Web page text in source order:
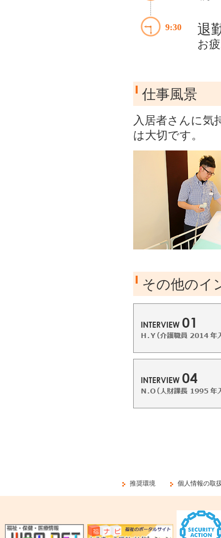
9:30 退
お
仕事風景
入居者さんに気
は大切です。
その他のイ
推奨環境 個人情報の取